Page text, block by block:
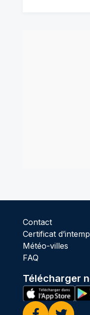
Contact
Certificat
Météo-villes
FAQ
Télécharger